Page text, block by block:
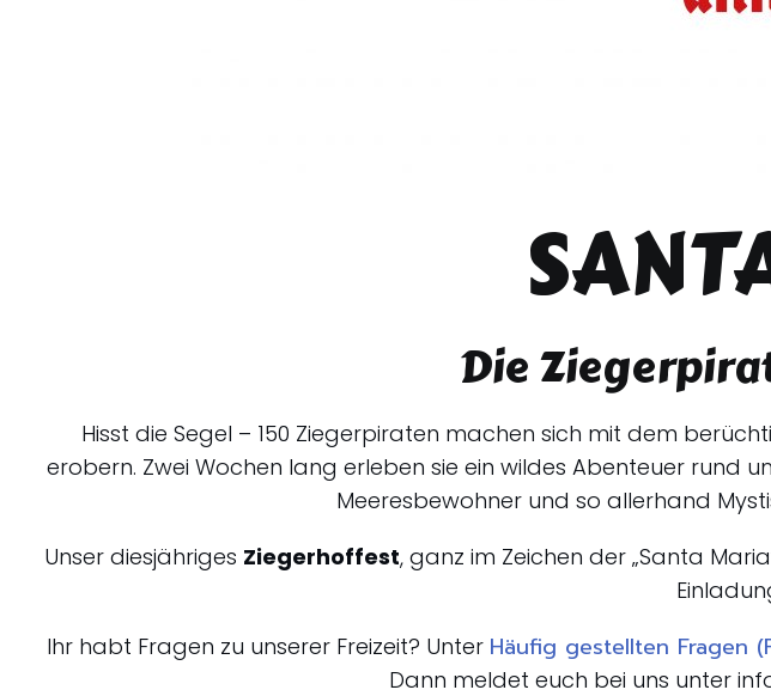
Die
Hisst die Segel – 150 Ziegerpiraten machen sich mit dem
erobern. Zwei Wochen lang erleben sie ein wildes Abenteuer rund
Meeresbewohner und so allerhand
Unser diesjähriges Ziegerhoffest, ganz im Zeichen der „Santa
Ihr habt Fragen zu unserer Freizeit? Unter Häufig gestellten Fragen
Dann meldet euch bei uns unter